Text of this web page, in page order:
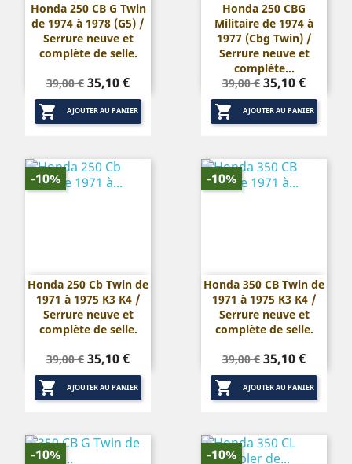
Honda 250 CB G Twin
de 1974 à 1978 (G5) /
Serrure neuve et
complète de selle.
Prix
de
base
39,00 € Prix
35,10 €
 AJOUTER AU PANIER
Honda 250 CBG
Militaire de 1974 à
1977 (Cbg Twin) /
Serrure neuve et
complète...
Prix
de
base
39,00 € Prix
35,10 €
 AJOUTER AU PANIER
Honda 250 Cb Twin de
1971 à 1975 K3 K4 /
Serrure neuve et
complète de selle.
Prix
de
base
39,00 € Prix
35,10 €
 AJOUTER AU PANIER
-10%
Honda 350 CB Twin de
1971 à 1975 K3 K4 /
Serrure neuve et
complète de selle.
Prix
de
base
39,00 € Prix
35,10 €
 AJOUTER AU PANIER
-10%
-10% -10%